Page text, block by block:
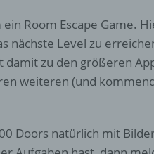
Room Escape Game.
nächste Level zu
zu den größeren
weiteren (und
Doors natürlich mit